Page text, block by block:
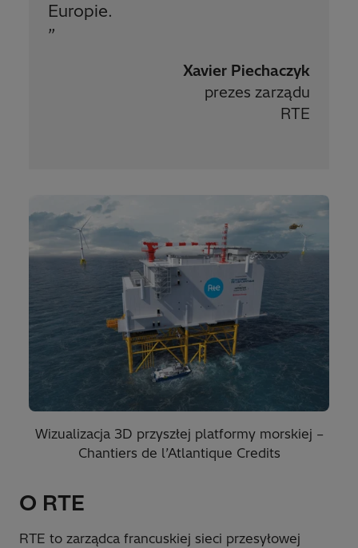
Europie.
”
Xavier Piechaczyk
prezes zarządu
RTE
Wizualizacja 3D przyszłej platformy morskiej –
Chantiers de l’Atlantique Credits
O RTE
RTE to zarządca francuskiej sieci przesyłowej